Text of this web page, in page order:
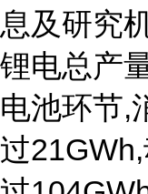
息及研究
锂电总产
电池环节,
过